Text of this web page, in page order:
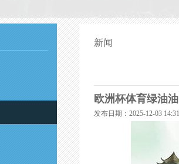
新闻
欧洲杯体育绿油
发布日期：2025-12-03